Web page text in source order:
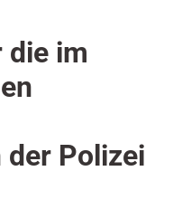
die im
Polizei